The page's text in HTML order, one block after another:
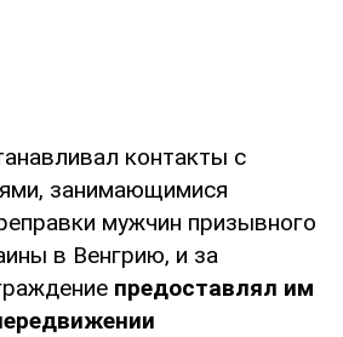
контакты с
занимающимися
мужчин призывного
в Венгрию, и за
предоставлял им